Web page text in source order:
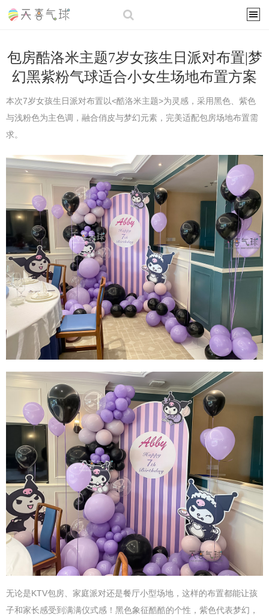
包房酷洛米主题7岁女孩生日派对布置|梦
幻黑紫粉气球适合小女生场地布置方案
本次7岁女孩生日派对布置以<酷洛米主题>为灵感，采用黑色、紫色
与浅粉色为主色调，融合俏皮与梦幻元素，完美适配包房场地布置需
求。
无论是KTV包房、家庭派对还是餐厅小型场地，这样的布置都能让孩
子和家长感受到满满仪式感！黑色象征酷酷的个性，紫色代表梦幻，